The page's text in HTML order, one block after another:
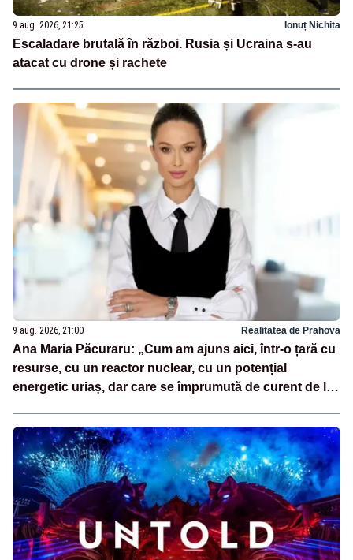
9 aug. 2026, 21:25 Ionuț Nichita
Escaladare brutală în război. Rusia și Ucraina s-au
atacat cu drone și rachete
9 aug. 2026, 21:00 Realitatea de Prahova
Ana Maria Păcuraru: „Cum am ajuns aici, într-o țară cu
resurse, cu un reactor nuclear, cu un potențial
energetic uriaș, dar care se împrumută de curent de la